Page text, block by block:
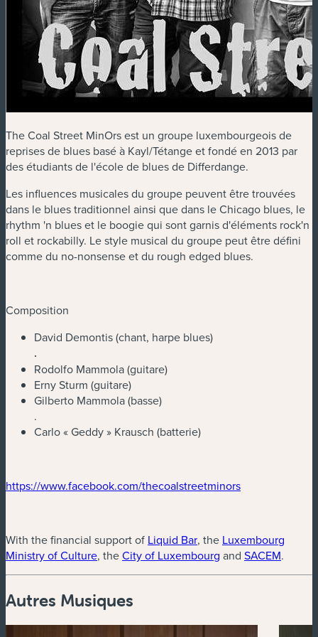
The Coal Street MinOrs est un groupe luxembourgeois de
reprises de blues basé à Kayl/Tétange et fondé en 2013 par
des étudiants de l'école de blues de Differdange.
Les influences musicales du groupe peuvent être trouvées
dans le blues traditionnel ainsi que dans le Chicago blues, le
rhythm 'n blues et le boogie qui sont garnis d'éléments rock'n
roll et rockabilly. Le style musical du groupe peut être défini
comme du no-nonsense et du rough edged blues.
Composition
David Demontis (chant, harpe blues)
.
Rodolfo Mammola (guitare)
Erny Sturm (guitare)
Gilberto Mammola (basse)
.
Carlo « Geddy » Krausch (batterie)
(nouvelle fenêtre)
https://www.facebook.com/thecoalstreetminors(nouvelle
With the financial support of Liquid Bar(nouvelle fenêtre)
, the Luxembourg
Ministry of Culture(nouvelle fenêtre)
, theCity of Luxembourg (nouvelle fenêtre)
and SACEM.
Autres Musiques